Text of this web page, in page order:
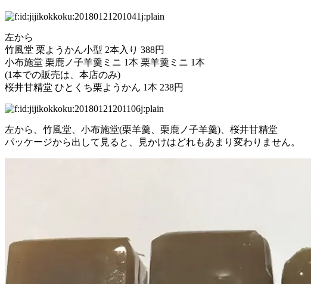
左から
竹風堂 栗ようかん小型 2本入り 388円
小布施堂 栗鹿ノ子羊羹ミニ 1本 栗羊羹ミニ 1本
(1本での販売は、本店のみ)
桜井甘精堂 ひとくち栗ようかん 1本 238円
左から、竹風堂、小布施堂(栗羊羹、栗鹿ノ子羊羹)、桜井甘精堂
パッケージから出して見ると、見かけはどれもあまり変わりません。